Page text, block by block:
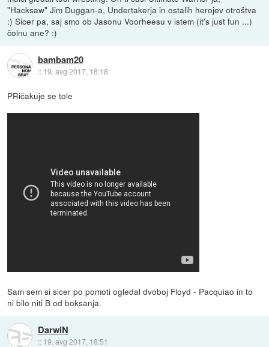
"Hacksaw" Jim Duggan-a, Undertakerja in ostalih herojev otroštva
:) Sicer pa, saj smo ob Jasonu Voorheesu v istem (it's just fun ...)
čolnu ane? :)
bambam20
:: 19. avg 2017, 18:18
PRičakuje se tole
Sam sem si sicer po pomoti ogledal dvoboj Floyd - Pacquiao in to
ni bilo niti B od boksanja.
DarwiN
:: 19. avg 2017, 18:51